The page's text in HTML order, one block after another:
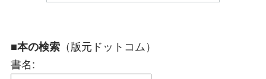
■本の検索 （版元ドットコム）
書名: